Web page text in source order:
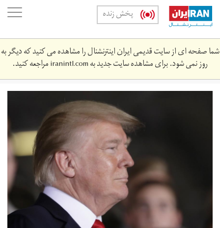
Skip
main
content
پخش زنده
شما صفحه ای از سایت قدیمی ایران اینترنشنال را مشاهده می کنید که دیگر به
روز نمی شود. برای مشاهده سایت جدید بهiranintl.comمراجعه کنید.
la-
shuette-
governor.jpg